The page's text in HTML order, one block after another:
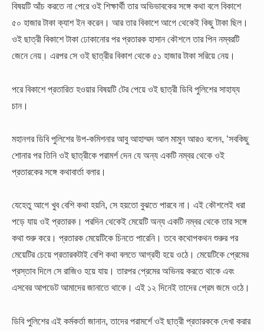
বিষয়টি আঁচ করতে না পেরে ওই শিক্ষার্থী তার অভিভাবকের সঙ্গে কথা বলে বিকাশে
৫০ হাজার টাকা ক্যাশ ইন করেন। আর তার বিকাশে আগে থেকেই কিছু টাকা ছিল।
ওই ছাত্রী বিকাশে টাকা ঢোকানোর পর প্রতারক হাসান কৌশলে তার পিন নম্বরটি
জেনে নেয়। এরপর সে ওই ছাত্রীর বিকাশ থেকে ৫১ হাজার টাকা সরিয়ে নেয়।
পরে বিকাশে প্রতারিত হওয়ার বিষয়টি টের পেয়ে ওই ছাত্রী ডিবি পুলিশের সাহায্য
চান।
মহানগর ডিবি পুলিশের উপ-কমিশনার আবু আহাম্মদ আল মামুন আরও বলেন, ‘সবকিছু
শোনার পর তিনি ওই ছাত্রীকে পরামর্শ দেন যে অন্য একটি নম্বর থেকে ওই
প্রতারকের সঙ্গে কথাবার্তা বলার।
যেহেতু আগে খুব বেশি কথা হয়নি, সে হয়তো বুঝতে পারবে না। এই কৌশলেই ধরা
পড়ে যায় ওই প্রতারক। পরদিন থেকেই মেয়েটি অন্য একটি নম্বর থেকে তার সঙ্গে
কথা শুরু করে। প্রতারক মেয়েটিকে চিনতে পারেনি। তবে কথোপকথন শুরুর পর
মেয়েটির চেয়ে প্রতারকটাই বেশি কথা বলতে আগ্রহী হয়ে ওঠে। মেয়েটিকে প্রেমের
প্রস্তাব দিলে সে রাজিও হয়ে যায়। তারপর প্রেমের অভিনয় করতে থাকে এবং
এসবের আপডেট আমাদের জানাতে থাকে। এই ১২ দিনেই তাদের প্রেম জমে ওঠে।
ডিবি পুলিশের এই কর্মকর্তা জানান, তাদের পরামর্শে ওই ছাত্রী প্রতারককে দেখা করার